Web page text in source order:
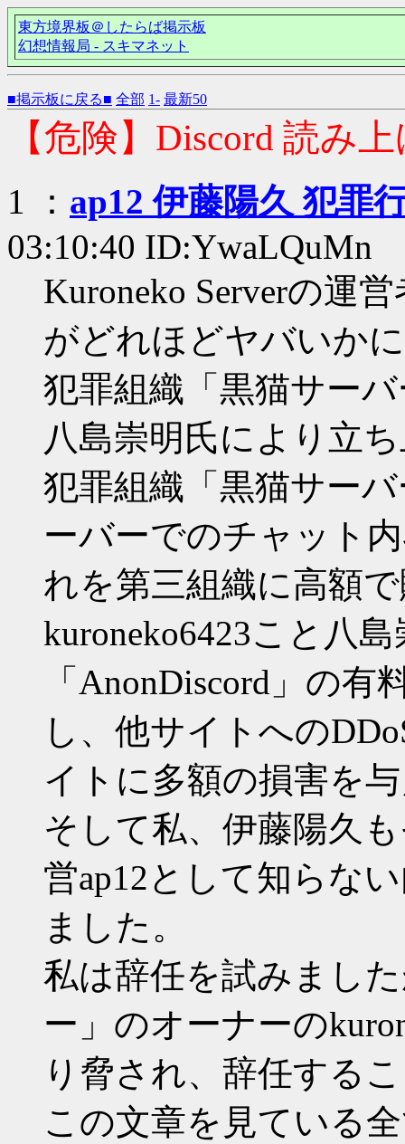
東方境界板＠したらば掲示板
幻想情報局 - スキマネット
■掲示板に戻る■ 全部 1- 最新50
【危険】Discord 読み
1 ： ap12 伊藤陽久 犯罪
03:10:40 ID:YwaLQuMn
Kuroneko Serverの運
がどれほどヤバいか
犯罪組織「黒猫サー
八島崇明氏により立
犯罪組織「黒猫サー
ーバーでのチャット
れを第三組織に高額
kuroneko6423こと八
「AnonDiscord」の有
し、他サイトへの
イトに多額の損害を
そして私、伊藤陽久
営ap12として知らな
ました。
私は辞任を試みまし
ー」のオーナーの
り脅され、辞任する
この文章を見ている